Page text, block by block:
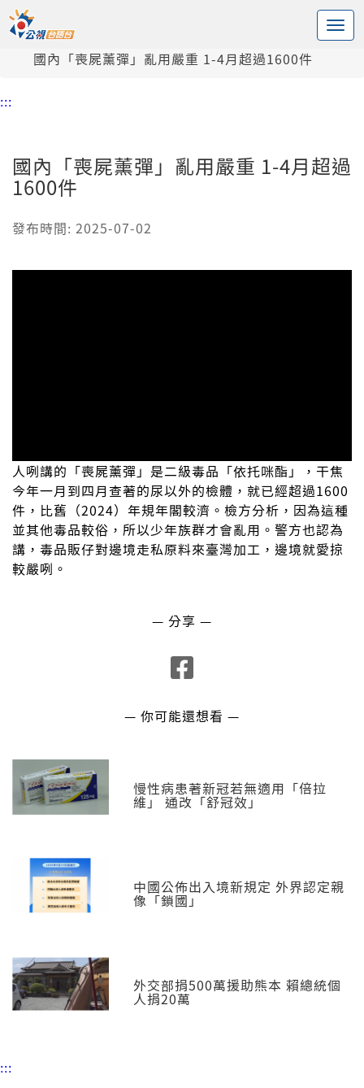
中央內容區塊
頭頁
國內「喪屍薰彈」亂用嚴重 1-4月超過1600件
:::
國內「喪屍薰彈」亂用嚴重 1-4月超過
1600件
發布時間: 2025-07-02
人咧講的「喪屍薰彈」是二級毒品「依托咪酯」，干焦
今年一月到四月查著的尿以外的檢體，就已經超過1600
件，比舊（2024）年規年閣較濟。檢方分析，因為這種
並其他毒品較俗，所以少年族群才會亂用。警方也認為
講，毒品販仔對邊境走私原料來臺灣加工，邊境就愛掠
較嚴咧。
— 分享 —
— 你可能還想看 —
慢性病患著新冠若無適用「倍拉
維」 通改「舒冠效」
中國公佈出入境新規定 外界認定親
像「鎖國」
外交部捐500萬援助熊本 賴總統個
人捐20萬
:::